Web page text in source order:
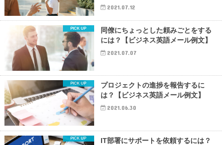
2021.07.12
同僚にちょっとした頼みごとをする
には？【ビジネス英語メール例文】
2021.07.07
プロジェクトの進捗を報告するに
は？【ビジネス英語メール例文】
2021.06.30
IT部署にサポートを依頼するには？